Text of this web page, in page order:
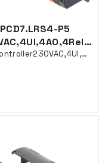
PCD7.LRS4-P5
230VAC,4UI,4AO,4Rele,2Triac
Romkontroller230VAC,4UI,4AO,4Rele,2Triac